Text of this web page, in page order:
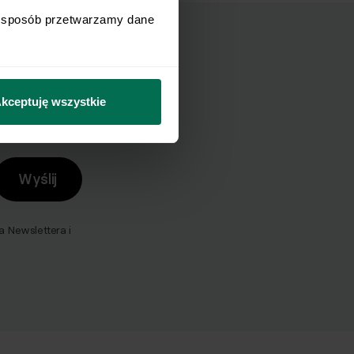
przetwarzamy dane
wszystkie
Wyślij
Newslettera i